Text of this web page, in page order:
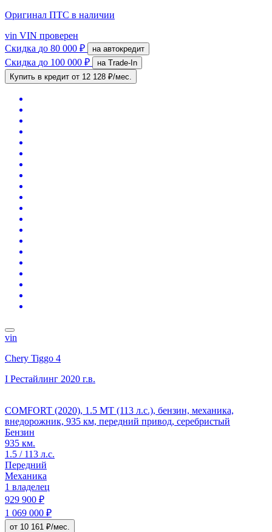
Оригинал ПТС в наличии
vin VIN проверен
Скидка до 80 000 ₽ на автокредит
Скидка до 100 000 ₽
на Trade-In
Купить в кредит от 12 128 ₽/мес.
vin
Chery Tiggo 4
I Рестайлинг 2020 г.в.
COMFORT (2020), 1.5 MT (113 л.с.), бензин, механика,
внедорожник, 935 км, передний привод, серебристый
Бензин
935 км.
1.5 / 113 л.с.
Передний
Механика
1 владелец
929 900 ₽
1 069 000 ₽
от 10 161 ₽/мес.